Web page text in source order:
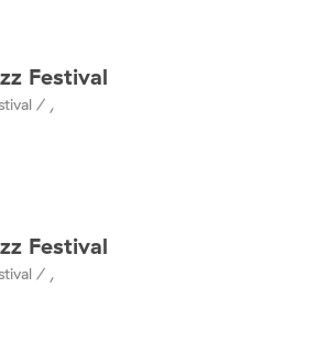
Festival
/ ,
Festival
/ ,